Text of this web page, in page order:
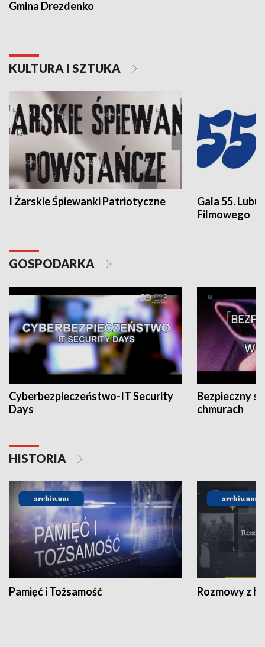
Gmina Drezdenko
KULTURA I SZTUKA
I Żarskie Śpiewanki Patriotyczne
Gala 55.
Filmowego
GOSPODARKA
Cyberbezpieczeństwo-IT Security
Days
Bezpieczny
chmurach
HISTORIA
Pamięć i Tożsamość Rozmowy z